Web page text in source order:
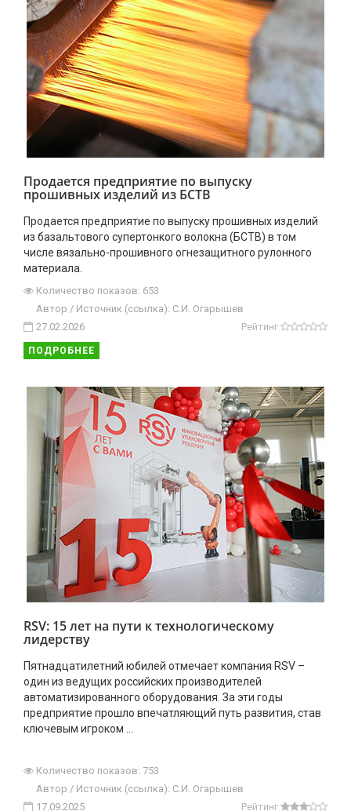
Продается предприятие по выпуску
прошивных изделий из БСТВ
Продается предприятие по выпуску прошивных изделий
из базальтового супертонкого волокна (БСТВ) в том
числе вязально-прошивного огнезащитного рулонного
материала.
Количество показов: 653
Автор / Источник (ссылка): С.И. Огарышев
27.02.2026
Рейтинг
ПОДРОБНЕЕ
RSV: 15 лет на пути к технологическому
лидерству
Пятнадцатилетний юбилей отмечает компания RSV –
один из ведущих российских производителей
автоматизированного оборудования. За эти годы
предприятие прошло впечатляющий путь развития, став
ключевым игроком ...
Количество показов: 753
Автор / Источник (ссылка): С.И. Огарышев
17.09.2025
Рейтинг